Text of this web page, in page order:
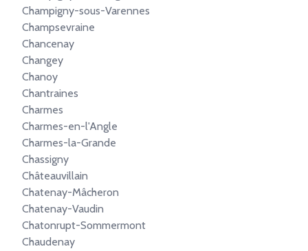
Champigny-sous-Varennes
Champsevraine
Chancenay
Changey
Chanoy
Chantraines
Charmes
Charmes-en-l'Angle
Charmes-la-Grande
Chassigny
Châteauvillain
Chatenay-Mâcheron
Chatenay-Vaudin
Chatonrupt-Sommermont
Chaudenay